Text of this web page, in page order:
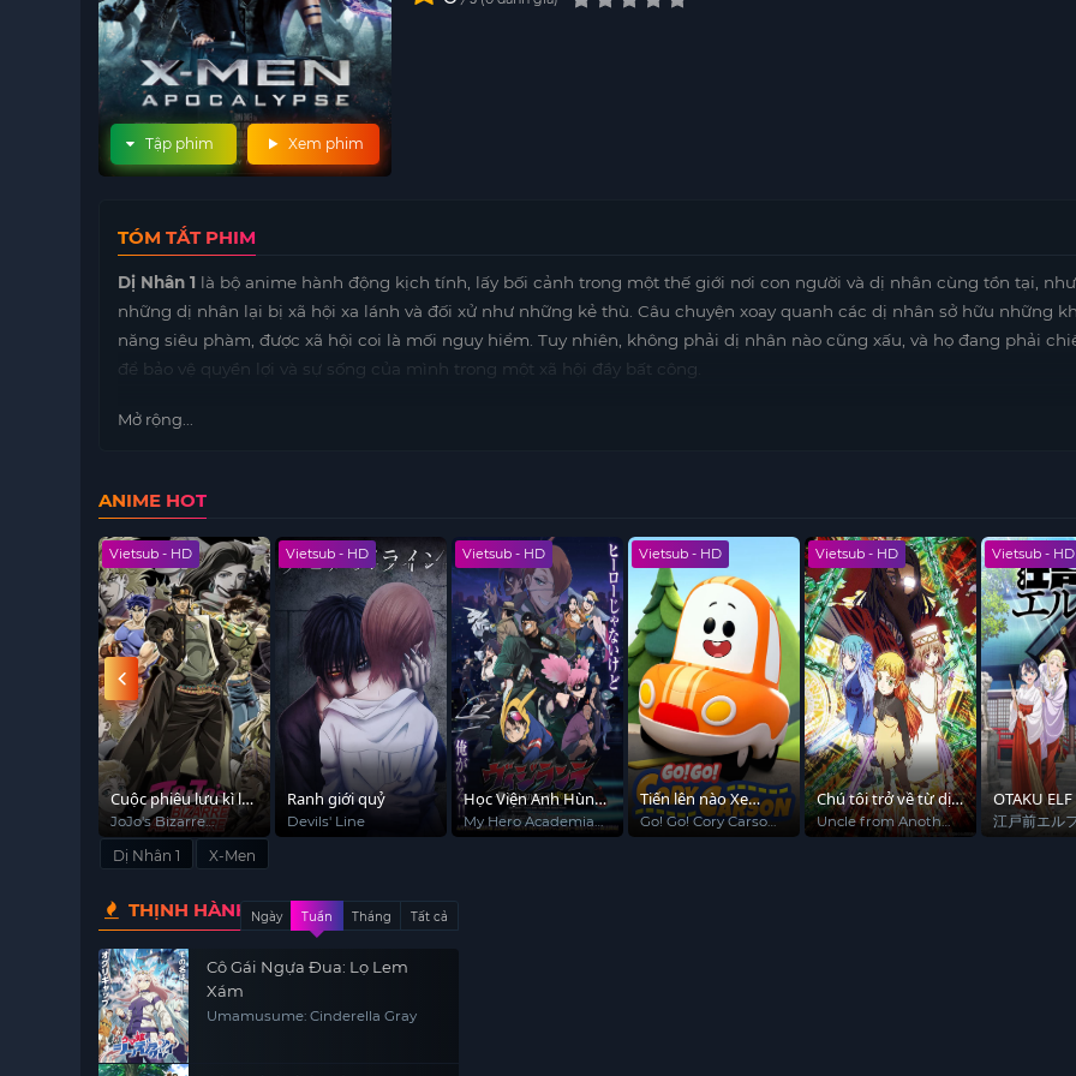
Xem phim
Tập phim
TÓM TẮT PHIM
Dị Nhân 1 là bộ anime hành động kịch tính, lấy bối cảnh trong một thế giới nơi con người và dị nhân cùng tồn tại,
những dị nhân lại bị xã hội xa lánh và đối xử như những kẻ thù. Câu chuyện xoay quanh các dị nhân sở hữu những
năng siêu phàm, được xã hội coi là mối nguy hiểm. Tuy nhiên, không phải dị nhân nào cũng xấu, và họ đang phải
để bảo vệ quyền lợi và sự sống của mình trong một xã hội đầy bất công.
Nhân vật chính, Kazuya, là một dị nhân với khả năng đặc biệt, vô tình bị cuốn vào cuộc chiến sinh tồn khi một nhóm
khi Kazuya và những người bạn phải đối mặt với những kẻ thù hùng mạnh và những bí mật được giấu kín.
Dị Nhân 1là một bộanime hay, kết hợp giữa hành động, tình cảm và những thông điệp sâu sắc về sự phân biệt và
cường. Bộ phim không chỉ mang đến những cảnh chiến đấu đầy kịch tính mà còn truyền tải thông điệp về tình bạn
đấu tranh vì chính nghĩa.
Mở rộng...
ANIME HOT
Vietsub - HD
Cuộc phiêu lưu kì lạ
của JoJo (Phần 2)
JoJo's Bizarre
Adventure (Season
Vietsub - HD
Ranh giới quỷ
Devils' Line
Vietsub - HD
Học Viện Anh Hùng:
My Hero Academia:
Vietsub - HD
Tiến lên nào Xe
Nhỏ! (Phần 1)
Go! Go! Cory Carson
Vietsub - HD
Chú tôi trở về từ dị
giới
Uncle from Another
Vietsub - HD
OTAKU ELF
江戸前エルフ
Dị Nhân 1 X-Men
THỊNH HÀNH Ngày Tuần Tháng Tất cả
Cô Gái Ngựa Đua: Lọ Lem
Xám
Umamusume: Cinderella Gray